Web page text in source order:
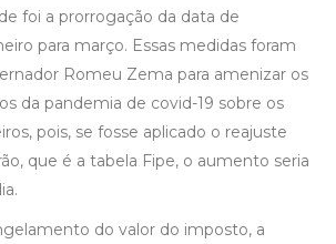
foi a prorrogação da data de
para março. Essas medidas foram
Romeu Zema para amenizar os
da pandemia de covid-19 sobre os
pois, se fosse aplicado o reajuste
que é a tabela Fipe, o aumento seria
do valor do imposto, a